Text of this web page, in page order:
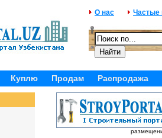
О нас Частые
Куплю Продам Распродажа